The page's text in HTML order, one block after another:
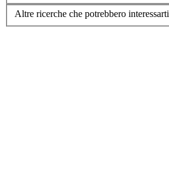
Altre ricerche che potrebbero interessarti